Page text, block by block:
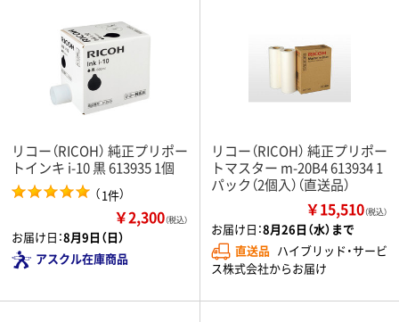
リコー（RICOH） 純正プリポー
トインキ i-10 黒 613935 1個
（1件）
￥2,300（税込）
お届け日：8月9日（日）
アスクル在庫商品
リコー（RICOH） 純正プリポー
トマスター m-20B4 613934 1
パック（2個入）（直送品）
￥15,510（税込）
お届け日：8月26日（水）まで
直送品 ハイブリッド・サービ
ス株式会社からお届け